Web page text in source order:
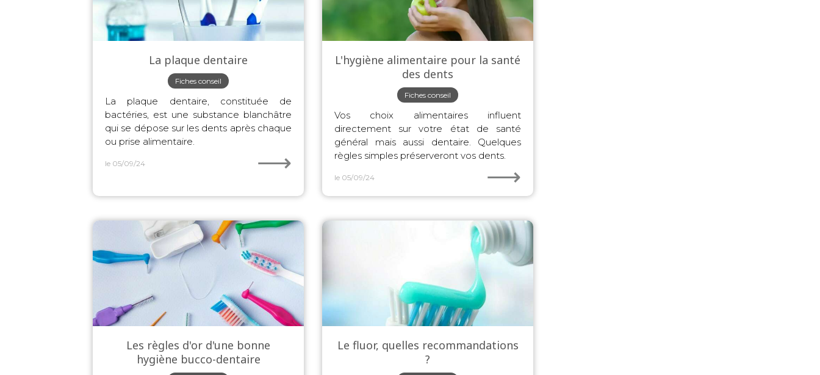
La plaque dentaire
Fiches conseil
La plaque dentaire, constituée de
bactéries, est une substance blanchâtre
qui se dépose sur les dents après chaque
ou prise alimentaire.
le 05/09/24 ⟶
L'hygiène alimentaire pour la santé
des dents
Fiches conseil
Vos choix alimentaires influent
directement sur votre état de santé
général mais aussi dentaire. Quelques
règles simples préserveront vos dents.
le 05/09/24 ⟶
Les règles d'or d'une bonne
hygiène bucco-dentaire
Le fluor, quelles recommandations
?